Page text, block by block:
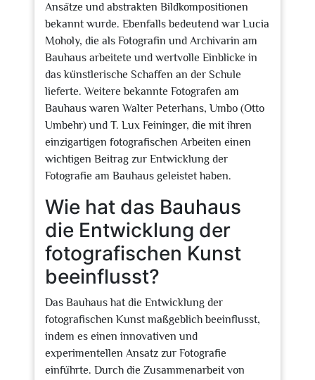
Ansätze und abstrakten Bildkompositionen
bekannt wurde. Ebenfalls bedeutend war Lucia
Moholy, die als Fotografin und Archivarin am
Bauhaus arbeitete und wertvolle Einblicke in
das künstlerische Schaffen an der Schule
lieferte. Weitere bekannte Fotografen am
Bauhaus waren Walter Peterhans, Umbo (Otto
Umbehr) und T. Lux Feininger, die mit ihren
einzigartigen fotografischen Arbeiten einen
wichtigen Beitrag zur Entwicklung der
Fotografie am Bauhaus geleistet haben.
Wie hat das Bauhaus
die Entwicklung der
fotografischen Kunst
beeinflusst?
Das Bauhaus hat die Entwicklung der
fotografischen Kunst maßgeblich beeinflusst,
indem es einen innovativen und
experimentellen Ansatz zur Fotografie
einführte. Durch die Zusammenarbeit von